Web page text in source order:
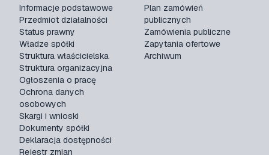
Informacje podstawowe
Przedmiot działalności
Status prawny
Władze spółki
Struktura właścicielska
Struktura organizacyjna
Ogłoszenia o pracę
Ochrona danych
osobowych
Skargi i wnioski
Dokumenty spółki
Deklaracja dostępności
Rejestr zmian
Plan zamówień
publicznych
Zamówienia publiczne
Zapytania ofertowe
Archiwum